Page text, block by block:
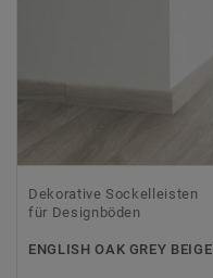
Dekorative Sockelleisten
für Designböden
ENGLISH OAK GREY BEIGE